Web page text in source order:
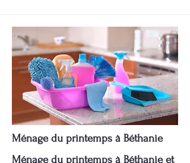
Ménage du printemps à Béthanie
Ménage du printemps à Béthanie et